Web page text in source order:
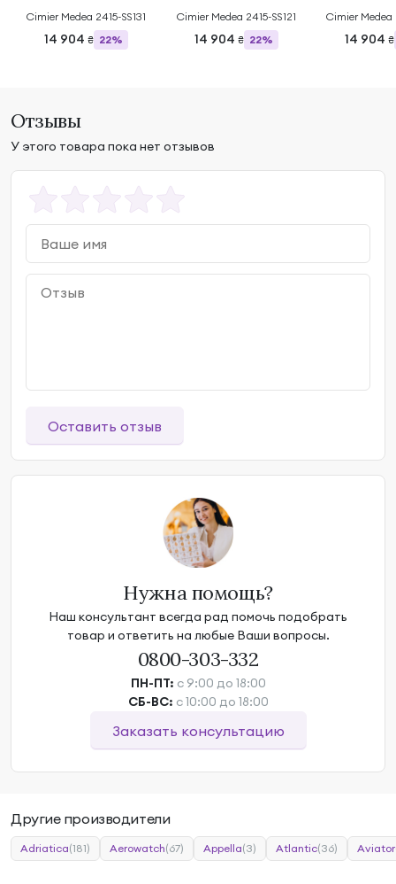
Cimier Medea 2415-SS131
14 904 ₴ 22%
Cimier Medea 2415-SS121
14 904 ₴ 22%
Cimier Medea
14 904 ₴
Отзывы
У этого товара пока нет отзывов
Оставить отзыв
Нужна помощь?
Наш консультант всегда рад помочь подобрать
товар и ответить на любые Ваши вопросы.
0800-303-332
ПН-ПТ: с 9:00 до 18:00
СБ-ВС: с 10:00 до 18:00
Заказать консультацию
Другие производители
Adriatica(181) Aerowatch(67) Appella(3) Atlantic(36) Aviator